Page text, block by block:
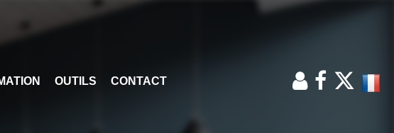
OUTILS CONTACT